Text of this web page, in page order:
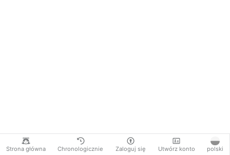
Strona główna Chronologicznie Zaloguj się Utwórz konto polski